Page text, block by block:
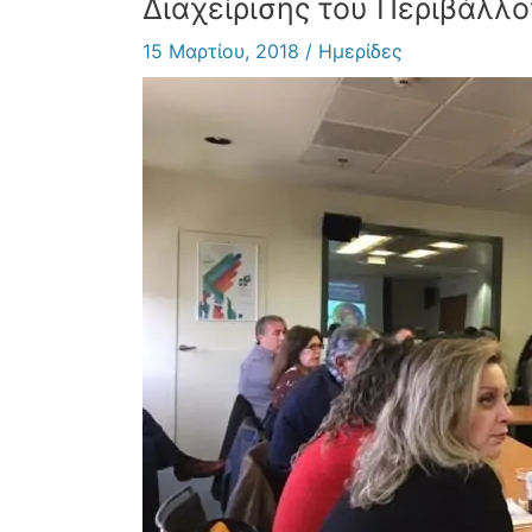
Διαχείρισης του
15 Μαρτίου, 2018 / Ημερίδες